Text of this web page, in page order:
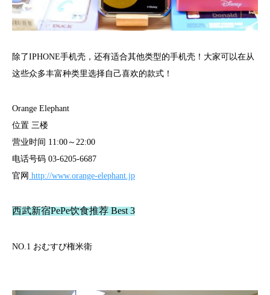
除了IPHONE手机壳，还有适合其他类型的手机壳！大家可以在从
这些众多丰富种类里选择自己喜欢的款式！
Orange Elephant
位置 三楼
营业时间 11:00～22:00
电话号码 03-6205-6687
官网 http://www.orange-elephant.jp
西武新宿PePe饮食推荐 Best 3
NO.1 おむすび権米衛